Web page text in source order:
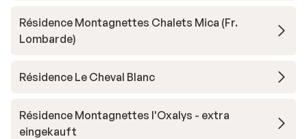
Résidence Montagnettes Chalets Mica (Fr.
Lombarde)
Résidence Le Cheval Blanc
Résidence Montagnettes l'Oxalys - extra
eingekauft